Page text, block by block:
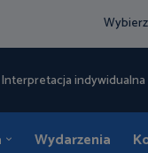
Interpretacja indywidualna
Wydarzenia